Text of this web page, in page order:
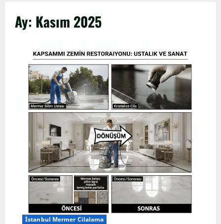
Ay: Kasım 2025
İstanbul Mermer Cilalama